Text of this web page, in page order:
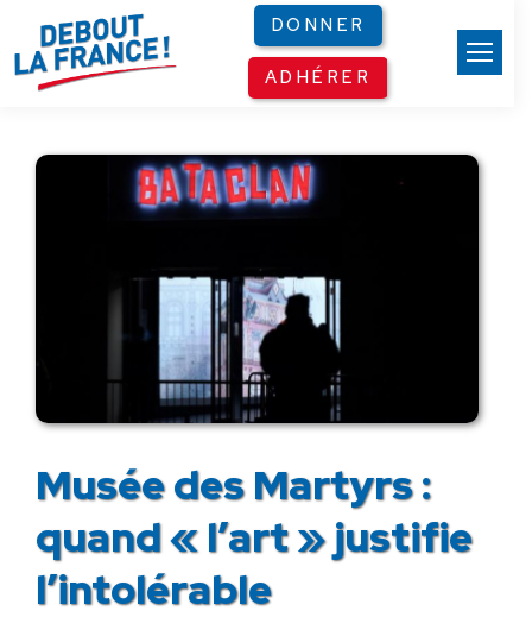
DONNER
ADHÉRER
Musée des Martyrs :
quand « l’art » justifie
l’intolérable
Panneau de gestion des cookies